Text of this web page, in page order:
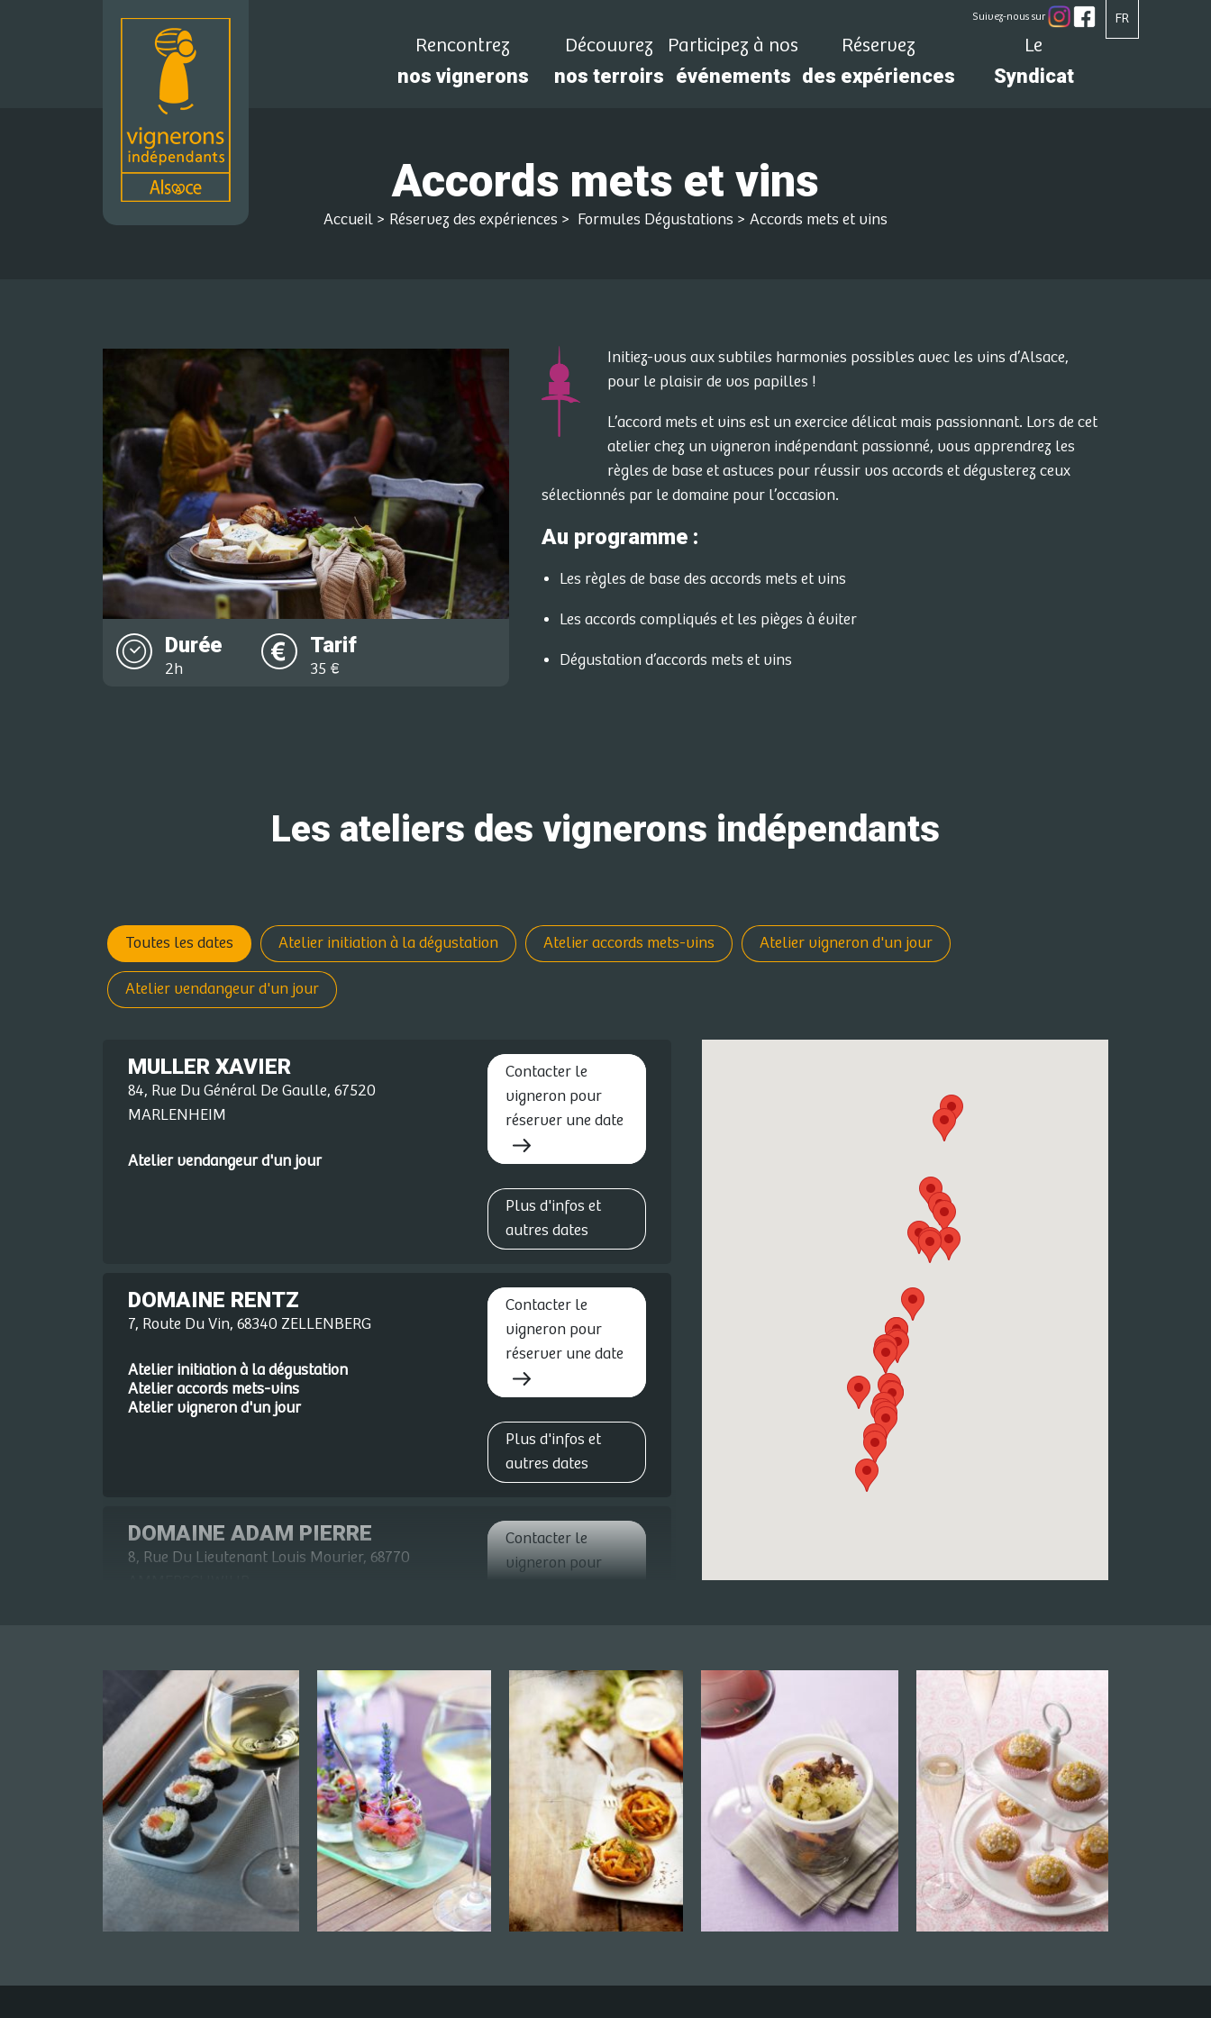
Rencontrez
nos vignerons
Découvrez
nos terroirs
Participez à nos
événements
Réservez
des expériences
Le
Syndicat
Suivez-nous sur FR
Accords mets et vins
Accueil > Réservez des expériences > Formules Dégustations > Accords mets et vins
Durée
2h
Tarif
35 €
Initiez-vous aux subtiles harmonies possibles avec les vins d’Alsace,
pour le plaisir de vos papilles !
L’accord mets et vins est un exercice délicat mais passionnant. Lors de cet
atelier chez un vigneron indépendant passionné, vous apprendrez les
règles de base et astuces pour réussir vos accords et dégusterez ceux
sélectionnés par le domaine pour l’occasion.
Au programme :
Les règles de base des accords mets et vins
Les accords compliqués et les pièges à éviter
Dégustation d’accords mets et vins
Les ateliers des vignerons indépendants
Toutes les dates Atelier initiation à la dégustation Atelier accords mets-vins Atelier vigneron d'un jour
Atelier vendangeur d'un jour
MULLER XAVIER
84, Rue Du Général De Gaulle, 67520
MARLENHEIM
Atelier vendangeur d'un jour
Contacter le
vigneron pour
réserver une date
Plus d'infos et
autres dates
DOMAINE RENTZ
7, Route Du Vin, 68340 ZELLENBERG
Atelier initiation à la dégustation
Atelier accords mets-vins
Atelier vigneron d'un jour
Contacter le
vigneron pour
réserver une date
Plus d'infos et
autres dates
DOMAINE ADAM PIERRE
8, Rue Du Lieutenant Louis Mourier, 68770
Atelier vigneron d'un jour
Contacter le
vigneron pour
Plus d'infos et
autres dates
DOMAINE DU BOLLENBERG-CLOS
SAINTE APOLLINE
Domaine Du Bollenberg, 68250 WESTHALTEN
Atelier vendangeur d'un jour
vigneron pour
réserver une date
Plus d'infos et
autres dates